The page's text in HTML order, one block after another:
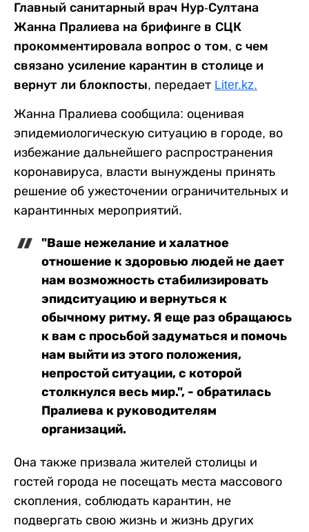
Главный санитарный врач Нур-Султана
Жанна Пралиева на брифинге в СЦК
прокомментировала вопрос о том, с чем
связано усиление карантин в столице и
вернут ли блокпосты, передает Liter.kz.
Жанна Пралиева сообщила: оценивая
эпидемиологическую ситуацию в городе, во
избежание дальнейшего распространения
коронавируса, власти вынуждены принять
решение об ужесточении ограничительных и
карантинных мероприятий.
"Ваше нежелание и халатное
отношение к здоровью людей не дает
нам возможность стабилизировать
эпидситуацию и вернуться к
обычному ритму. Я еще раз обращаюсь
к вам с просьбой задуматься и помочь
нам выйти из этого положения,
непростой ситуации, с которой
столкнулся весь мир.", - обратилась
Пралиева к руководителям
организаций.
Она также призвала жителей столицы и
гостей города не посещать места массового
скопления, соблюдать карантин, не
подвергать свою жизнь и жизнь других